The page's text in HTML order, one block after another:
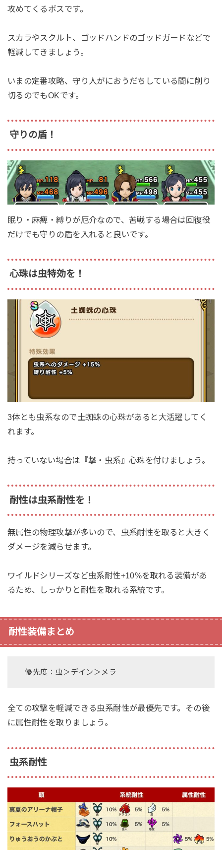
攻めてくるボスです。
スカラやスクルト、ゴッドハンドのゴッドガードなどで
軽減してきましょう。
いまの定番攻略、守り人がにおうだちしている間に削り
切るのでもOKです。
守りの盾！
眠り・麻痺・縛りが厄介なので、苦戦する場合は回復役
だけでも守りの盾を入れると良いです。
心珠は虫特効を！
3体とも虫系なので土蜘蛛の心珠があると大活躍してく
れます。
持っていない場合は『撃・虫系』心珠を付けましょう。
耐性は虫系耐性を！
無属性の物理攻撃が多いので、虫系耐性を取ると大きく
ダメージを減らせます。
ワイルドシリーズなど虫系耐性+10%を取れる装備があ
るため、しっかりと耐性を取れる系統です。
耐性装備まとめ
優先度：虫＞デイン＞メラ
全ての攻撃を軽減できる虫系耐性が最優先です。その後
に属性耐性を取りましょう。
虫系耐性